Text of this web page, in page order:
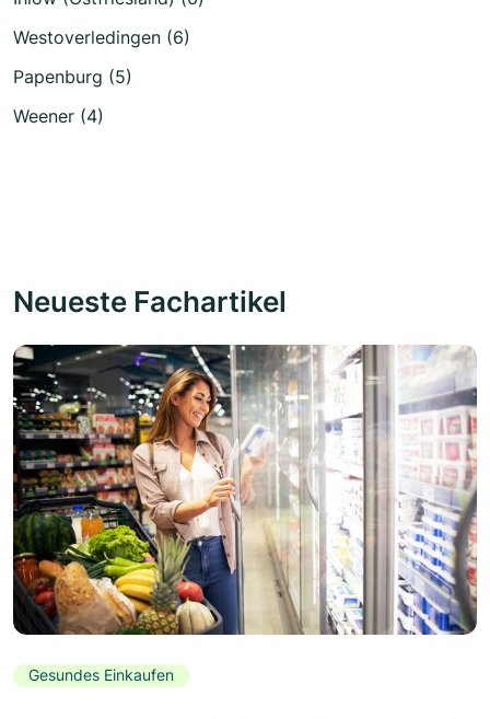
Westoverledingen (6)
Papenburg (5)
Weener (4)
Neueste Fachartikel
Gesundes Einkaufen